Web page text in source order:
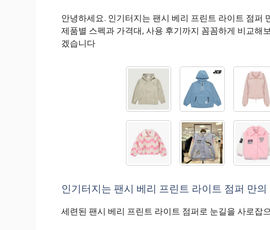
안녕하세요. 인기터지는 팬시 베리 프린트 라이트 점퍼
제품별 스펙과 가격대, 사용 후기까지 꼼꼼하게 비교해
겠습니다
인기터지는 팬시 베리 프린트 라이트 점퍼 만
세련된 팬시 베리 프린트 라이트 점퍼로 눈길을 사로잡